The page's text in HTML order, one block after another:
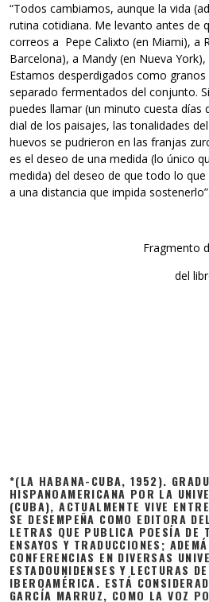
“Todos cambiamos, aunque la vida
rutina cotidiana. Me levanto antes de
correos a Pepe Calixto (en Miami), a
Barcelona), a Mandy (en Nueva
Estamos desperdigados como granos
separado fermentados del conjunto.
puedes llamar (un minuto cuesta días
dial de los paisajes, las tonalidades
huevos se pudrieron en las franjas
es el deseo de una medida (lo único
medida) del deseo de que todo lo
a una distancia que impida sostenerlo”.
Fragmento
del
*(LA HABANA-CUBA, 1952).
HISPANOAMERICANA POR LA
(CUBA), ACTUALMENTE VIVE
SE DESEMPEÑA COMO EDITORA
LETRAS QUE PUBLICA POESÍA DE
ENSAYOS Y TRADUCCIONES;
CONFERENCIAS EN DIVERSAS
ESTADOUNIDENSES Y LECTURAS
IBEROAMÉRICA. ESTÁ
GARCÍA MARRUZ, COMO LA VOZ